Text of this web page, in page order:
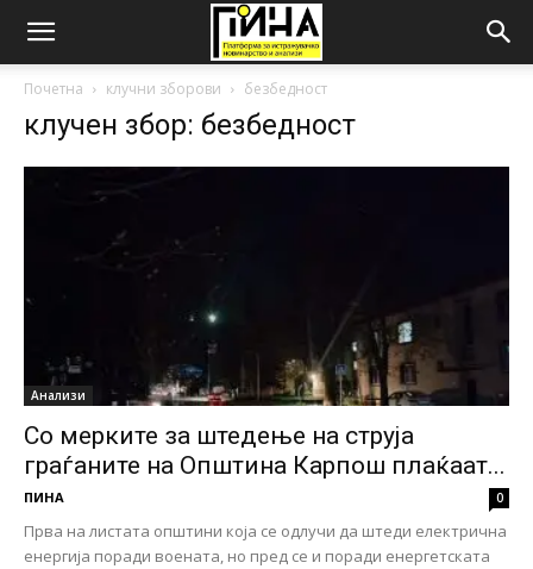
Почетна клучни зборови безбедност
клучен збор: безбедност
Анализи
Со мерките за штедење на струја
граѓаните на Општина Карпош плаќаат...
ПИНА 0
Прва на листата општини која се одлучи да штеди електрична
енергија поради воената, но пред се и поради енергетската